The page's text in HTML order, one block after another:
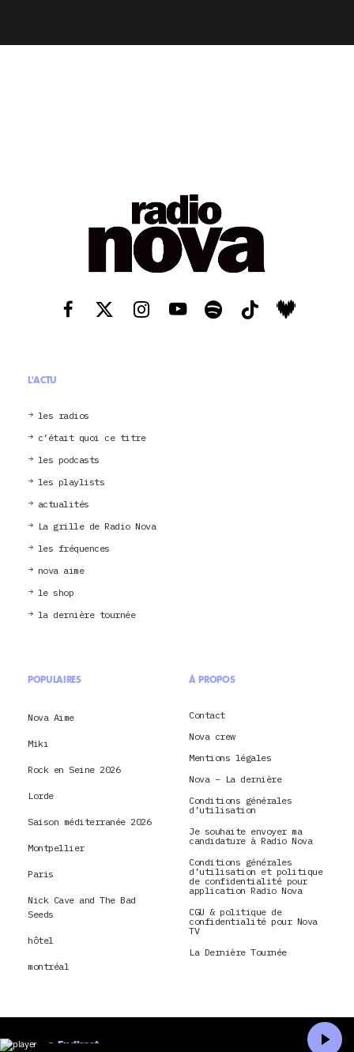
L'ACTU
les radios
c’était quoi ce titre
les podcasts
les playlists
actualités
La grille de Radio Nova
les fréquences
nova aime
le shop
la dernière tournée
POPULAIRES
Nova Aime
Miki
Rock en Seine 2026
Lorde
Saison méditerranée 2026
Montpellier
Paris
Nick Cave and The Bad
Seeds
hôtel
montréal
À PROPOS
Contact
Nova crew
Mentions légales
Nova – La dernière
Conditions générales
d’utilisation
Je souhaite envoyer ma
candidature à Radio Nova
Conditions générales
d’utilisation et politique
de confidentialité pour
application Radio Nova
CGU & politique de
confidentialité pour Nova
TV
La Dernière Tournée
En direct